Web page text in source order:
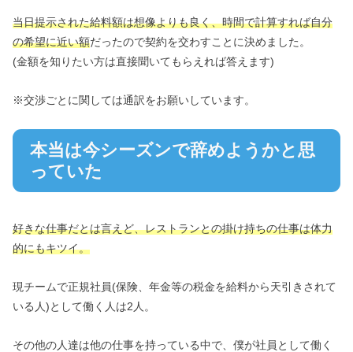
当日提示された給料額は想像よりも良く、時間で計算すれば自分
の希望に近い額だったので契約を交わすことに決めました。
(金額を知りたい方は直接聞いてもらえれば答えます)
※交渉ごとに関しては通訳をお願いしています。
本当は今シーズンで辞めようかと思
っていた
好きな仕事だとは言えど、レストランとの掛け持ちの仕事は体力
的にもキツイ。
現チームで正規社員(保険、年金等の税金を給料から天引きされて
いる人)として働く人は2人。
その他の人達は他の仕事を持っている中で、僕が社員として働く